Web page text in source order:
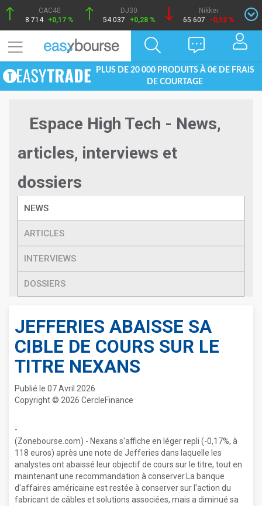
CAC40
8 714 +0,17 %
DJ30
54 037
+0,28 %
Nikkei
65 607
-0,12 %
PLUS DE 20 000 PRODUITS À 0€ DE FRAIS
DE COURTAGE
Espace High Tech - News,
articles, interviews et
dossiers
NEWS
ARTICLES
INTERVIEWS
DOSSIERS
JEFFERIES ABAISSE SA
CIBLE DE COURS SUR LE
TITRE NEXANS
Publié le 07 Avril 2026
Copyright © 2026 CercleFinance
-
(Zonebourse.com) - Nexans s'affiche en léger repli (-0,17%, à
118 euros) après une note de Jefferies dans laquelle les
analystes ont abaissé leur objectif de cours sur le titre, tout en
maintenant une recommandation à conserver.La banque
d'affaires américaine est restée à conserver sur l'action du
fabricant de câbles et solutions associées, mais a diminué sa